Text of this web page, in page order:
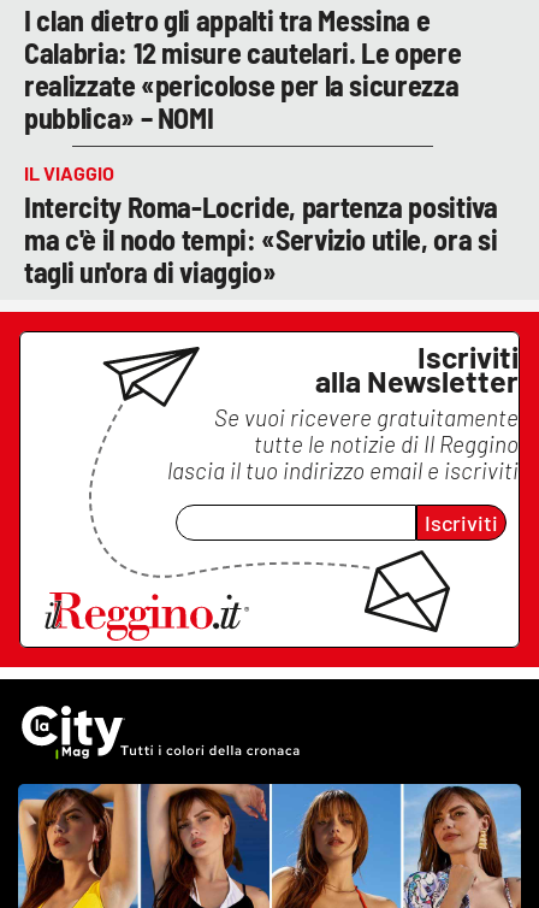
I clan dietro gli appalti tra Messina e
Calabria: 12 misure cautelari. Le opere
realizzate «pericolose per la sicurezza
pubblica» – NOMI
IL VIAGGIO
Intercity Roma-Locride, partenza positiva
ma c'è il nodo tempi: «Servizio utile, ora si
tagli un'ora di viaggio»
Iscriviti
alla Newsletter
Se vuoi ricevere gratuitamente
tutte le notizie di Il Reggino
lascia il tuo indirizzo email e iscriviti
Iscriviti